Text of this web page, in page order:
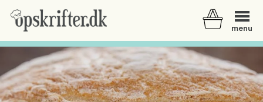
menu
Der er ingen varer i din kurv.